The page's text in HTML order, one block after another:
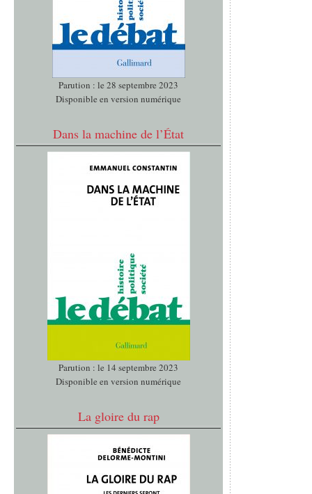
Parution : le 28 septembre 2023
Disponible en version numérique
Dans la machine de l’État
Parution : le 14 septembre 2023
Disponible en version numérique
La gloire du rap